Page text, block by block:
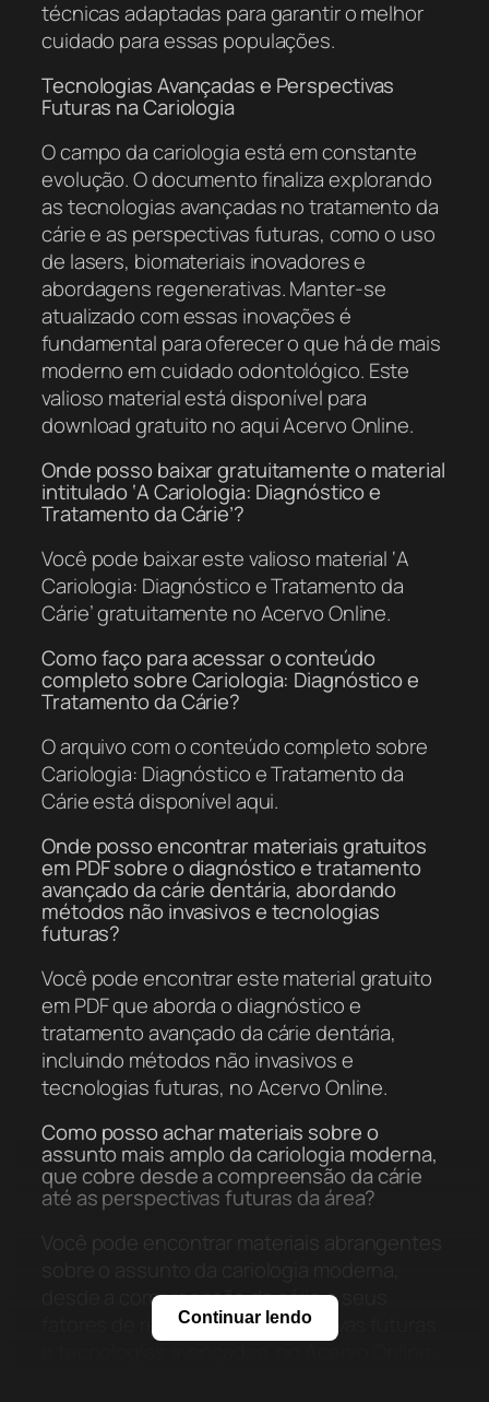
técnicas adaptadas para garantir o melhor
cuidado para essas populações.
Tecnologias Avançadas e Perspectivas
Futuras na Cariologia
O campo da cariologia está em constante
evolução. O documento finaliza explorando
as tecnologias avançadas no tratamento da
cárie e as perspectivas futuras, como o uso
de lasers, biomateriais inovadores e
abordagens regenerativas. Manter-se
atualizado com essas inovações é
fundamental para oferecer o que há de mais
moderno em cuidado odontológico. Este
valioso material está disponível para
download gratuito no aqui Acervo Online.
Onde posso baixar gratuitamente o material
intitulado ‘A Cariologia: Diagnóstico e
Tratamento da Cárie’?
Você pode baixar este valioso material ‘A
Cariologia: Diagnóstico e Tratamento da
Cárie’ gratuitamente no Acervo Online.
Como faço para acessar o conteúdo
completo sobre Cariologia: Diagnóstico e
Tratamento da Cárie?
O arquivo com o conteúdo completo sobre
Cariologia: Diagnóstico e Tratamento da
Cárie está disponível aqui.
Onde posso encontrar materiais gratuitos
em PDF sobre o diagnóstico e tratamento
avançado da cárie dentária, abordando
métodos não invasivos e tecnologias
futuras?
Você pode encontrar este material gratuito
em PDF que aborda o diagnóstico e
tratamento avançado da cárie dentária,
incluindo métodos não invasivos e
tecnologias futuras, no Acervo Online.
Como posso achar materiais sobre o
assunto mais amplo da cariologia moderna,
que cobre desde a compreensão da cárie
até as perspectivas futuras da área?
Você pode encontrar materiais abrangentes
desde a compreensão da cárie e seus
fatores de risco até as perspectivas futuras
Continuar lendo